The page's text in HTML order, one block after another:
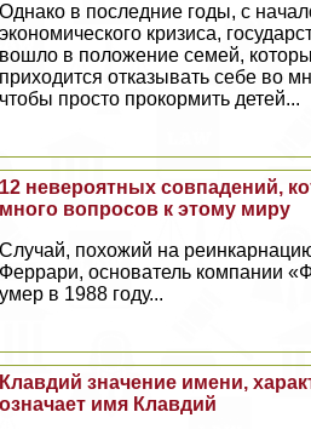
Однако в последние годы, с
экономического кризиса,
вошло в положение семей,
приходится отказывать себе во
чтобы просто прокормить детей...
12 невероятных совпадений,
много вопросов к этому миру
Случай, похожий на
Феррари, основатель компании
умер в 1988 году...
Клавдий значение имени,
означает имя Клавдий